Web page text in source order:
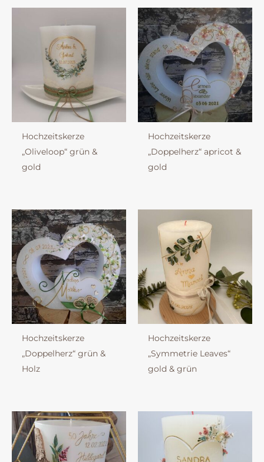
Hochzeitskerze
„Oliveloop“ grün &
gold
Hochzeitskerze
„Doppelherz“ apricot &
gold
Hochzeitskerze
„Doppelherz“ grün &
Holz
Hochzeitskerze
„Symmetrie Leaves“
gold & grün